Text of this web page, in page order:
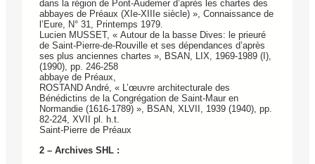
dans la région de Pont-Au­demer d’après les chartes des
abbayes de Préaux (XIe-XIIIe siècle) », Connaissance de
l’Eure, N° 31, Printemps 1979.
Lucien MUSSET, « Autour de la basse Dives: le prieuré
de Saint-Pierre-de-Rou­ville et ses dépendances d’après
ses plus anciennes chartes », BSAN, LIX, 1969-1989 (I),
(1990), pp. 246-258
abbaye de Préaux,
ROSTAND André, « L’œuvre architecturale des
Bénédictins de la Congrégation de Saint-Maur en
Normandie (1616-1789) », BSAN, XLVII, 1939 (1940), pp.
82-224, XVII pl. h.t.
Saint-Pierre de Préaux
2 – Archives SHL :